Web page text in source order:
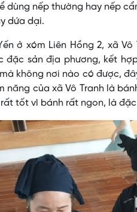
dùng nếp thường hay nếp
dứa dại.
ở xóm Liên Hồng 2, xã
đặc sản địa phương, kết
không nơi nào có được,
năng của xã Vô Tranh là
tốt vì bánh rất ngon, là đặc